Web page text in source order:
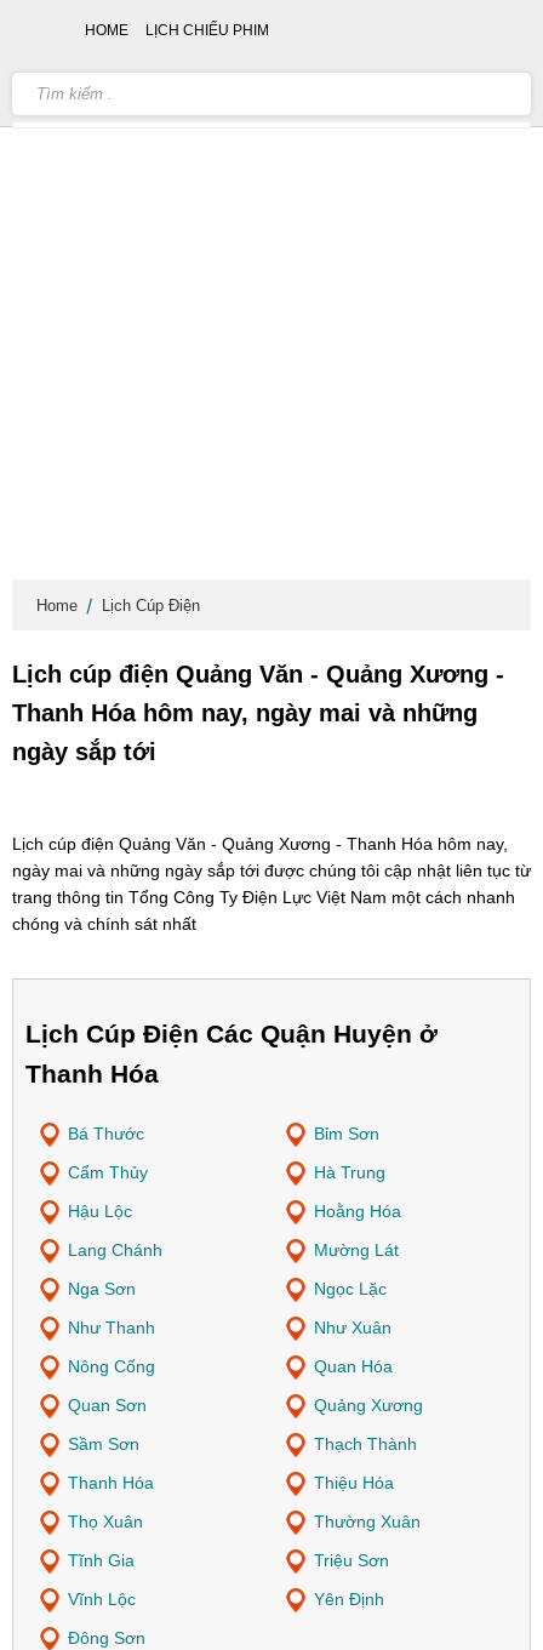
Home Lịch Cúp Điện
Lịch cúp điện Quảng Văn - Quảng Xương -
Thanh Hóa hôm nay, ngày mai và những
ngày sắp tới
Lịch cúp điện Quảng Văn - Quảng Xương - Thanh Hóa hôm nay,
ngày mai và những ngày sắp tới được chúng tôi cập nhật liên tục từ
trang thông tin Tổng Công Ty Điện Lực Việt Nam một cách nhanh
chóng và chính sát nhất
Lịch Cúp Điện Các Quận Huyện ở
Thanh Hóa
Bá Thước
Bỉm Sơn
Cẩm Thủy
Hà Trung
Hậu Lộc
Hoằng Hóa
Lang Chánh
Mường Lát
Nga Sơn
Ngọc Lặc
Như Thanh
Như Xuân
Nông Cống
Quan Hóa
Quan Sơn
Quảng Xương
Sầm Sơn
Thạch Thành
Thanh Hóa
Thiệu Hóa
Thọ Xuân
Thường Xuân
Tĩnh Gia
Triệu Sơn
Vĩnh Lộc
Yên Định
Đông Sơn
HOME LỊCH CHIẾU PHIM